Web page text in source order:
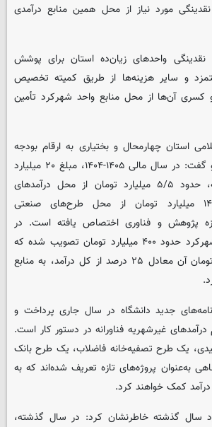
مورد نیاز از محل همین منابع درآمدی
واحدهای زیان‌ده استان برای پوشش
و سایر هزینه‌ها از طریق کمیته تخصیص
آن‌ها از محل منابع واحد شهرکرد تأمین
استان چهارمحال و بختیاری به ارقام بودجه
سال جاری اشاره کرد و گفت: در سال مالی ۱۴۰۵-۱۴۰۴، مبلغ ۲۰ میلیارد
تومان از محل شهریه، حدود ۵/۵ میلیارد تومان از محل درآمدهای
غیرشهریه و حدود ۱۴ میلیارد تومان از محل طرح‌های صنعتی
پژوهش و فناوری اختصاص یافته است. در
مجموع، بودجه واحد شهرکرد حدود ۴۰۰ میلیارد تومان تصویب شده که
نزدیک به ۱۰۰ میلیارد تومان آن معادل ۲۵ درصد از کل درآمد، به منابع
جدید دانشگاه در سال جاری پرداخت و
غیرشهریه فناورانه در دستور کار است.
یک طرح تصفیه‌خانه فاضلاب، یک طرح بانک
به‌عنوان پروژه‌های تازه تعریف شده‌اند که به
درآمد کمک خواهند کرد.
سال گذشته خاطرنشان کرد: در سال گذشته،